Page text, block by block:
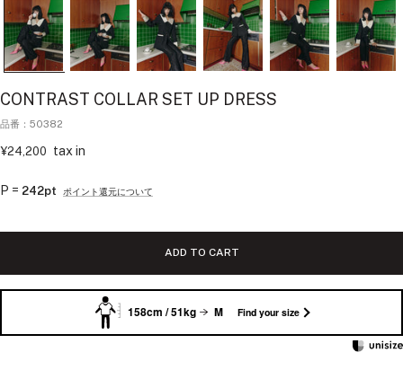
す
る
CONTRAST COLLAR SET UP DRESS
品番：50382
セ
ル
格
¥24,200 tax in
P = 242pt ポイント還元について
ADD TO CART
158cm / 51kg M Find your size